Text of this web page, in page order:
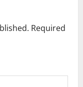
Required